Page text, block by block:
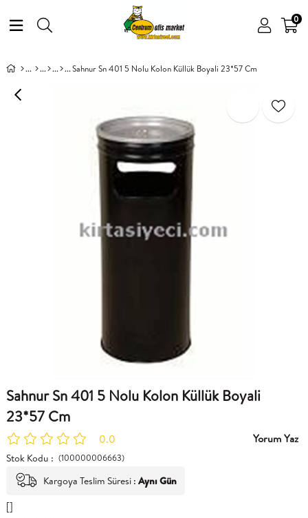
0
Sahnur Sn 401 5 Nolu Kolon Küllük Boyali 23*57 Cm
Sahnur Sn 401 5 Nolu Kolon Küllük Boyali
23*57 Cm
0.0 Yorum Yaz
Stok Kodu (100000006663)
Kargoya Teslim Süresi : Aynı Gün
[]